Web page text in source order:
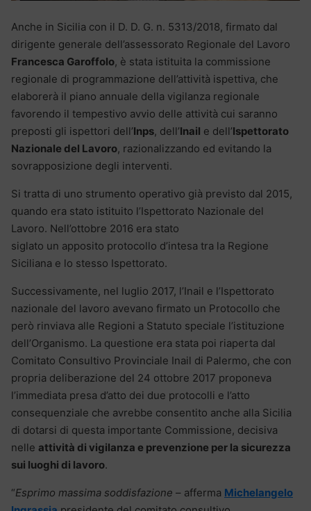
Anche in Sicilia con il D. D. G. n. 5313/2018, firmato dal
dirigente generale dell’assessorato Regionale del Lavoro
Francesca Garoffolo, è stata istituita la commissione
regionale di programmazione dell’attività ispettiva, che
elaborerà il piano annuale della vigilanza regionale
favorendo il tempestivo avvio delle attività cui saranno
preposti gli ispettori dell’Inps, dell’Inail e dell’Ispettorato
Nazionale del Lavoro, razionalizzando ed evitando la
sovrapposizione degli interventi.
Si tratta di uno strumento operativo già previsto dal 2015,
quando era stato istituito l’Ispettorato Nazionale del
Lavoro. Nell’ottobre 2016 era stato
siglato un apposito protocollo d’intesa tra la Regione
Siciliana e lo stesso Ispettorato.
Successivamente, nel luglio 2017, l’Inail e l’Ispettorato
nazionale del lavoro avevano firmato un Protocollo che
però rinviava alle Regioni a Statuto speciale l’istituzione
dell’Organismo. La questione era stata poi riaperta dal
Comitato Consultivo Provinciale Inail di Palermo, che con
propria deliberazione del 24 ottobre 2017 proponeva
l’immediata presa d’atto dei due protocolli e l’atto
consequenziale che avrebbe consentito anche alla Sicilia
di dotarsi di questa importante Commissione, decisiva
nelle attività di vigilanza e prevenzione per la sicurezza
sui luoghi di lavoro.
“Esprimo massima soddisfazione – afferma Michelangelo